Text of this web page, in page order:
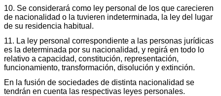
10. Se considerará como ley personal de los que carecieren
de nacionalidad o la tuvieren indeterminada, la ley del lugar
de su residencia habitual.
11. La ley personal correspondiente a las personas jurídicas
es la determinada por su nacionalidad, y regirá en todo lo
relativo a capacidad, constitución, representación,
funcionamiento, transformación, disolución y extinción.
En la fusión de sociedades de distinta nacionalidad se
tendrán en cuenta las respectivas leyes personales.